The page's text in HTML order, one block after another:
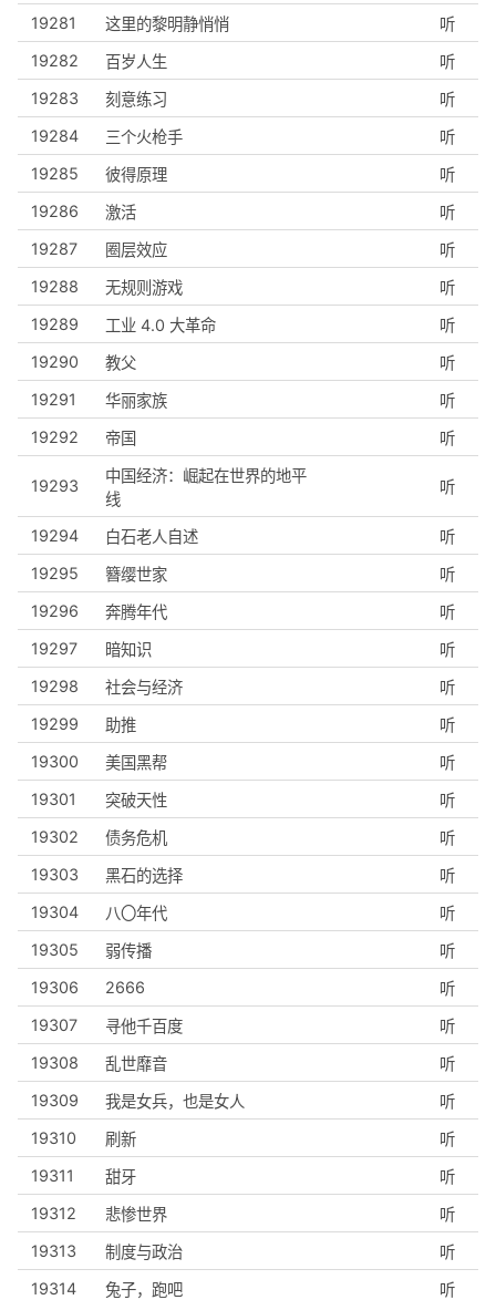
19281 这里的黎明静悄悄
听
19282
百岁人生
听
19283
刻意练习
听
19284
三个火枪手
听
19285
彼得原理
听
19286
激活
听
19287
圈层效应
听
19288
无规则游戏
听
19289
工业 4.0 大革命
听
19290
教父
听
19291
华丽家族
听
19292
帝国 听
19293
中国经济：崛起在世界的地平
线
听
19294 白石老人自述
听
19295
簪缨世家
听
19296
奔腾年代
听
19297
暗知识
听
19298
社会与经济
听
19299
助推
听
19300
美国黑帮
听
19301
突破天性
听
19302
债务危机
听
19303
黑石的选择
听
19304
八〇年代
听
19305
弱传播
听
19306
2666
听
19307
寻他千百度
听
19308
乱世靡音
听
19309
我是女兵，也是女人
听
19310
刷新
听
19311
甜牙
听
19312
悲惨世界
听
19313
制度与政治
听
19314
兔子，跑吧
听